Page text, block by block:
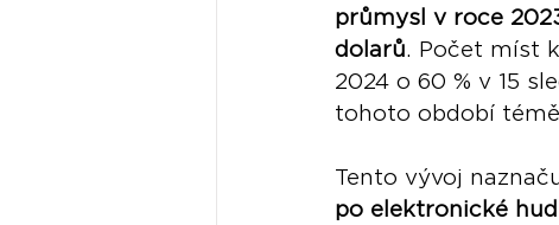
průmysl v roce
dolarů. Počet míst
2024 o 60 % v 15
tohoto období
Tento vývoj
po elektronické